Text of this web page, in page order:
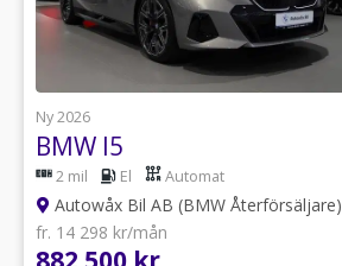
Ny 2026
BMW I5
2 mil El Automat
Autowåx Bil AB (BMW Återförsäljare)
fr. 14 298 kr/mån